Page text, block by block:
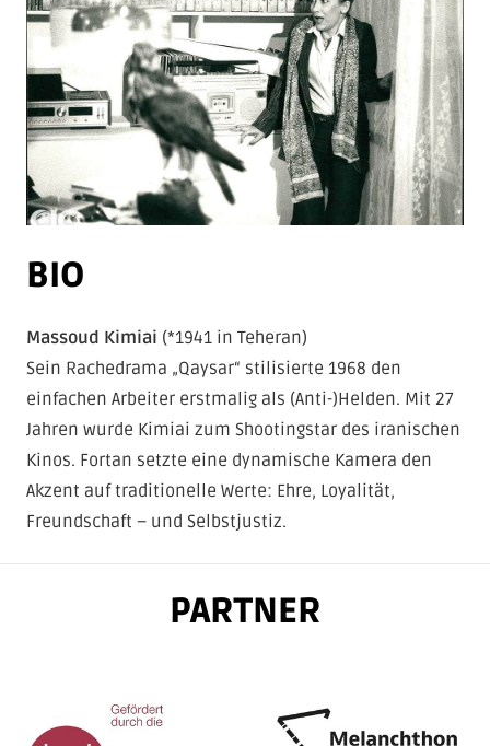
BIO
Massoud Kimiai (*1941 in Teheran)
Sein Rachedrama „Qaysar“ stilisierte 1968 den
einfachen Arbeiter erstmalig als (Anti-)Helden. Mit 27
Jahren wurde Kimiai zum Shootingstar des iranischen
Kinos. Fortan setzte eine dynamische Kamera den
Akzent auf traditionelle Werte: Ehre, Loyalität,
Freundschaft – und Selbstjustiz.
PARTNER